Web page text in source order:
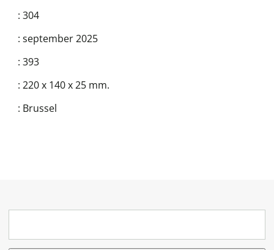
: 304
: september 2025
: 393
: 220 x 140 x 25 mm.
: Brussel